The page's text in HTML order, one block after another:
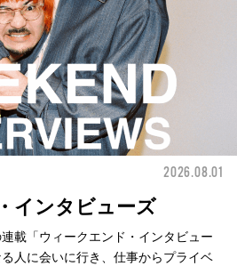
2026.08.01
インタビューズ
載「ウィークエンド・インタビュー
人に会いに行き、仕事からプライベ